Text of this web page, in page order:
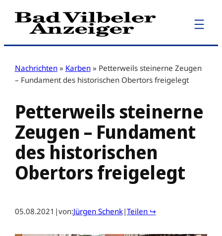
Zum
Inhalt
Nachrichten » Karben » Petterweils steinerne Zeugen
– Fundament des historischen Obertors freigelegt
Petterweils steinerne
Zeugen – Fundament
des historischen
Obertors freigelegt
05.08.2021 |von:Jürgen Schenk|Teilen ↪